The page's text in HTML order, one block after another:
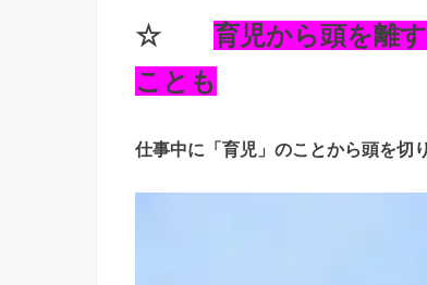
☆
育児から頭を離
ことも
仕事中に「育児」のことから頭を切